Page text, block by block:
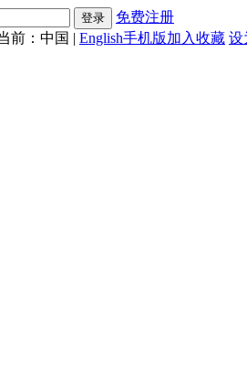
免费注册
前：中国 | English手机版加入收藏 设